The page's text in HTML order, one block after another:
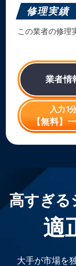
修理実績
この業者の修理
業者情
入力1
【無料】
高すぎる
適
大手が市場を